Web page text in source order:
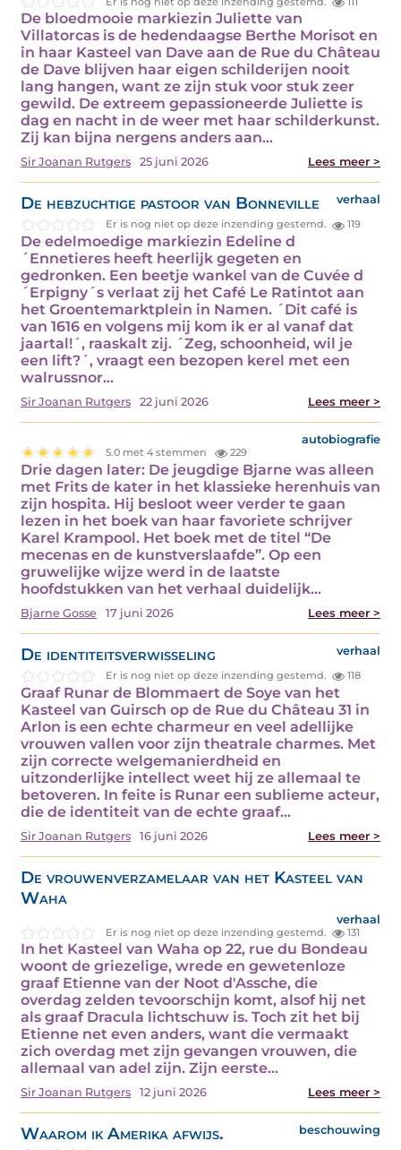
De bloedmooie markiezin Juliette van
Villatorcas is de hedendaagse Berthe Morisot en
in haar Kasteel van Dave aan de Rue du Château
de Dave blijven haar eigen schilderijen nooit
lang hangen, want ze zijn stuk voor stuk zeer
gewild. De extreem gepassioneerde Juliette is
dag en nacht in de weer met haar schilderkunst.
Zij kan bijna nergens anders aan…
Sir Joanan Rutgers 25 juni 2026 Lees meer >
De hebzuchtige pastoor van Bonneville verhaal
Er is nog niet op deze inzending gestemd. 119
De edelmoedige markiezin Edeline d
´Ennetieres heeft heerlijk gegeten en
gedronken. Een beetje wankel van de Cuvée d
´Erpigny´s verlaat zij het Café Le Ratintot aan
het Groentemarktplein in Namen. ´Dit café is
van 1616 en volgens mij kom ik er al vanaf dat
jaartal!´, raaskalt zij. ´Zeg, schoonheid, wil je
een lift?´, vraagt een bezopen kerel met een
walrussnor…
Sir Joanan Rutgers 22 juni 2026 Lees meer >
autobiografie
5.0 met 4 stemmen 229
Drie dagen later: De jeugdige Bjarne was alleen
met Frits de kater in het klassieke herenhuis van
zijn hospita. Hij besloot weer verder te gaan
lezen in het boek van haar favoriete schrijver
Karel Krampool. Het boek met de titel “De
mecenas en de kunstverslaafde”. Op een
gruwelijke wijze werd in de laatste
hoofdstukken van het verhaal duidelijk…
Bjarne Gosse 17 juni 2026 Lees meer >
De identiteitsverwisseling verhaal
Er is nog niet op deze inzending gestemd. 118
Graaf Runar de Blommaert de Soye van het
Kasteel van Guirsch op de Rue du Château 31 in
Arlon is een echte charmeur en veel adellijke
vrouwen vallen voor zijn theatrale charmes. Met
zijn correcte welgemanierdheid en
uitzonderlijke intellect weet hij ze allemaal te
betoveren. In feite is Runar een sublieme acteur,
die de identiteit van de echte graaf…
Sir Joanan Rutgers 16 juni 2026 Lees meer >
De vrouwenverzamelaar van het Kasteel van
Waha
verhaal
Er is nog niet op deze inzending gestemd. 131
In het Kasteel van Waha op 22, rue du Bondeau
woont de griezelige, wrede en gewetenloze
graaf Etienne van der Noot d'Assche, die
overdag zelden tevoorschijn komt, alsof hij net
als graaf Dracula lichtschuw is. Toch zit het bij
Etienne net even anders, want die vermaakt
zich overdag met zijn gevangen vrouwen, die
allemaal van adel zijn. Zijn eerste…
Sir Joanan Rutgers 12 juni 2026 Lees meer >
Waarom ik Amerika afwijs. beschouwing